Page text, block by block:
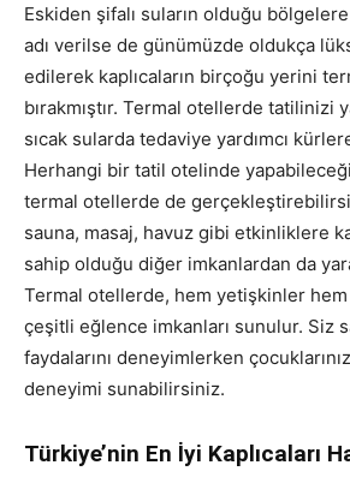
Eskiden şifalı suların olduğu
adı verilse de günümüzde oldukça
edilerek kaplıcaların birçoğu yerini
bırakmıştır. Termal otellerde tatilinizi
sıcak sularda tedaviye yardımcı
Herhangi bir tatil otelinde
termal otellerde de
sauna, masaj, havuz gibi etkinliklere
sahip olduğu diğer imkanlardan da
Termal otellerde, hem yetişkinler
çeşitli eğlence imkanları sunulur. Siz
faydalarını deneyimlerken
deneyimi sunabilirsiniz.
Türkiye’nin En İyi Kaplıcaları